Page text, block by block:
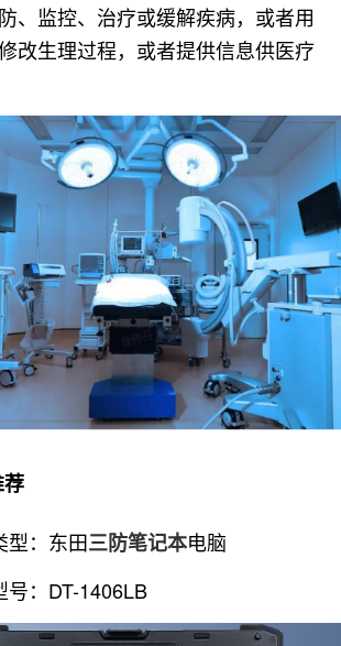
、监控、治疗或缓解疾病，或者用
改生理过程，或者提供信息供医疗
型：东田三防笔记本电脑
号：DT-1406LB